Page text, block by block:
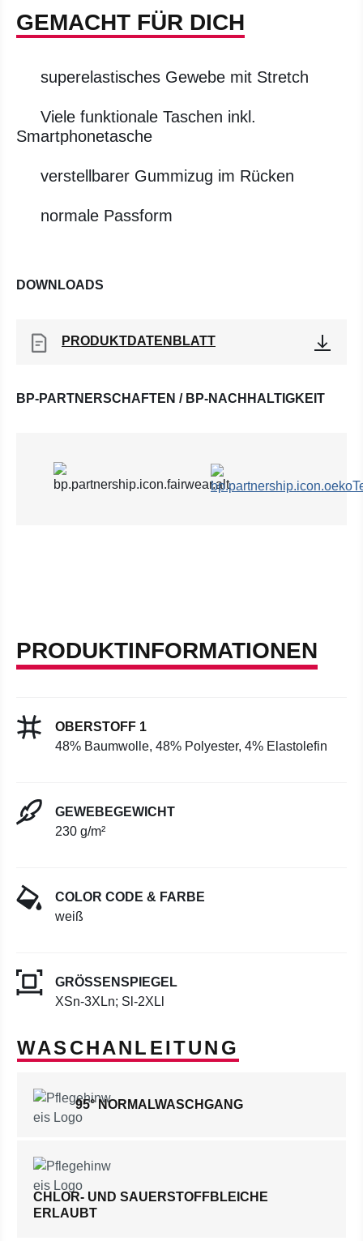
GEMACHT FÜR DICH
superelastisches Gewebe mit Stretch
Viele funktionale Taschen inkl.
Smartphonetasche
verstellbarer Gummizug im Rücken
normale Passform
DOWNLOADS
PRODUKTDATENBLATT
BP-PARTNERSCHAFTEN / BP-NACHHALTIGKEIT
PRODUKTINFORMATIONEN
OBERSTOFF 1
48% Baumwolle, 48% Polyester, 4% Elastolefin
GEWEBEGEWICHT
230 g/m²
COLOR CODE & FARBE
weiß
GRÖSSENSPIEGEL
XSn-3XLn; Sl-2XLl
WASCHANLEITUNG
95° NORMALWASCHGANG
CHLOR- UND SAUERSTOFFBLEICHE
ERLAUBT